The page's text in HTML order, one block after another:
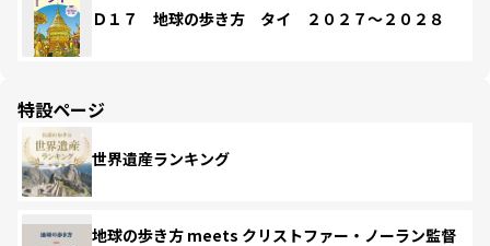
Ｄ１７ 地球の歩き方 タイ ２０２７～２０２８
特設ページ
世界遺産ランキング
地球の歩き方 meets クリストファー・ノーラン監督